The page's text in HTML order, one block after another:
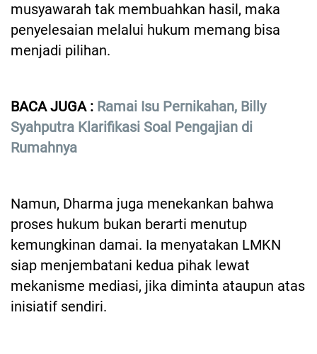
musyawarah tak membuahkan hasil, maka
penyelesaian melalui hukum memang bisa
menjadi pilihan.
BACA JUGA : Ramai Isu Pernikahan, Billy
Syahputra Klarifikasi Soal Pengajian di
Rumahnya
Namun, Dharma juga menekankan bahwa
proses hukum bukan berarti menutup
kemungkinan damai. Ia menyatakan LMKN
siap menjembatani kedua pihak lewat
mekanisme mediasi, jika diminta ataupun atas
inisiatif sendiri.